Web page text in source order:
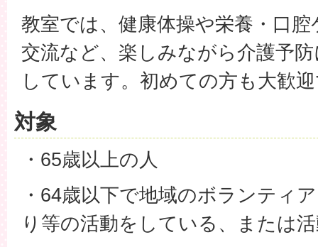
教室では、健康体操や栄養・口
交流など、楽しみながら介護予
しています。初めての方も大歓
対象
・65歳以上の人
・64歳以下で地域のボランティ
り等の活動をしている、または